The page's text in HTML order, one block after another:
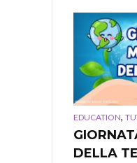
EDUCATION,
DELLA